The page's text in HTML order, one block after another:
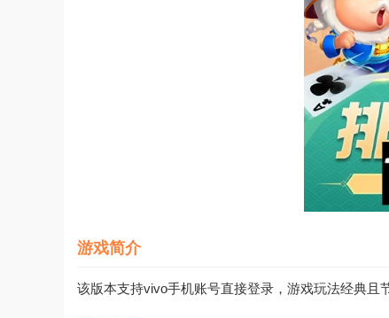
游戏简介
该版本支持vivo手机账号直接登录，游戏玩法经典且